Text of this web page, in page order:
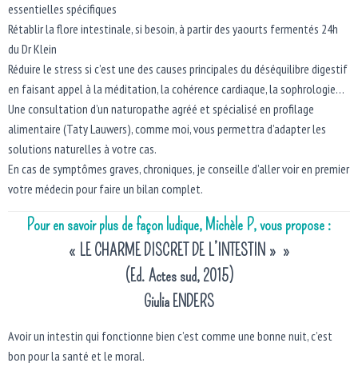
essentielles spécifiques
Rétablir la flore intestinale, si besoin, à partir des yaourts fermentés 24h
du Dr Klein
Réduire le stress si c’est une des causes principales du déséquilibre digestif
en faisant appel à la méditation, la cohérence cardiaque, la sophrologie…
Une consultation d’un naturopathe agréé et spécialisé en profilage
alimentaire (Taty Lauwers), comme moi, vous permettra d’adapter les
solutions naturelles à votre cas.
En cas de symptômes graves, chroniques, je conseille d’aller voir en premier
votre médecin pour faire un bilan complet.
Pour en savoir plus de façon ludique, Michèle P, vous propose :
« LE CHARME DISCRET DE L’INTESTIN » »
(Ed. Actes sud, 2015)
Giulia ENDERS
Avoir un intestin qui fonctionne bien c’est comme une bonne nuit, c’est
bon pour la santé et le moral.